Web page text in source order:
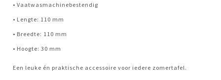
• Vaatwasmachinebestendig
• Lengte: 110 mm
• Breedte: 110 mm
• Hoogte: 30 mm
Een leuke én praktische accessoire voor iedere zomertafel.